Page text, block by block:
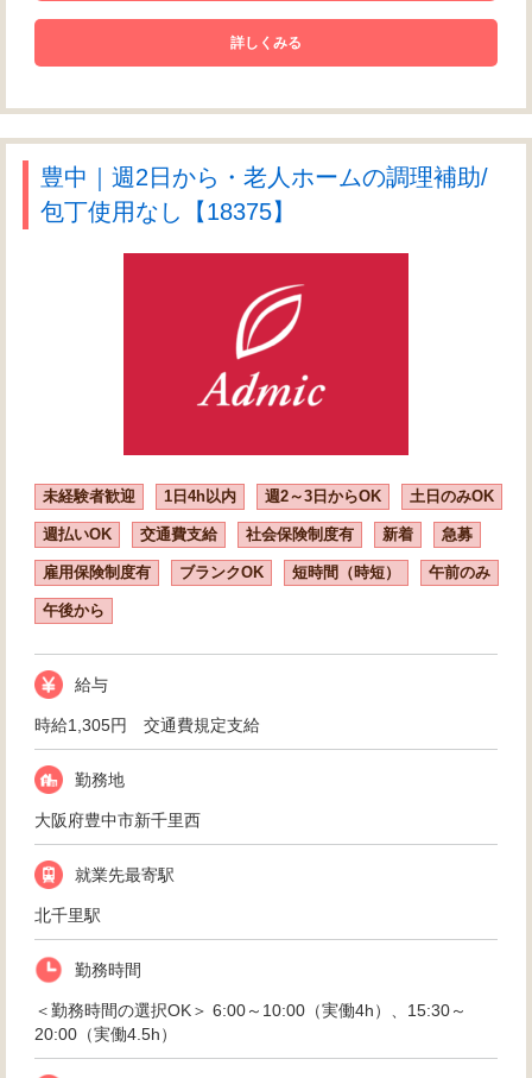
詳しくみる
豊中｜週2日から・老人ホームの調理補助/
包丁使用なし【18375】
未経験者歓迎 1日4h以内 週2～3日からOK 土日のみOK
週払いOK 交通費支給 社会保険制度有 新着 急募
雇用保険制度有 ブランクOK 短時間（時短） 午前のみ
午後から
給与
時給1,305円 交通費規定支給
勤務地
大阪府豊中市新千里西
就業先最寄駅
北千里駅
勤務時間
＜勤務時間の選択OK＞ 6:00～10:00（実働4h）、15:30～
20:00（実働4.5h）